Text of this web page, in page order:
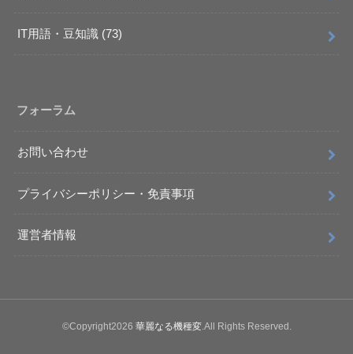
IT用語・豆知識 (73)
フォーラム
お問い合わせ
プライバシーポリシー・免責事項
運営者情報
©Copyright2026 華麗なる機種変.All Rights Reserved.